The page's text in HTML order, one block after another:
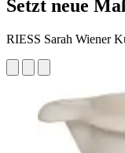
Setzt neue
RIESS Sarah Wiener